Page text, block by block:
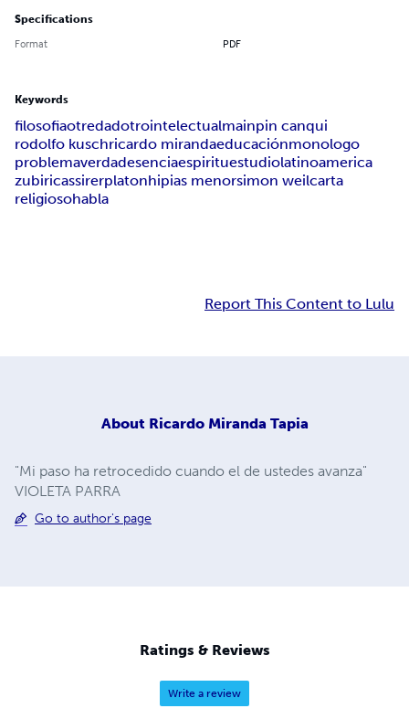
Specifications
Format PDF
Keywords
filosofiaotredadotrointelectualmainpin canqui
rodolfo kuschricardo mirandaeducaciónmonologo
problemaverdadesenciaespirituestudiolatinoamerica
zubiricassirerplatonhipias menorsimon weilcarta
religiosohabla
Report This Content to Lulu
About Ricardo Miranda Tapia
"Mi paso ha retrocedido cuando el de ustedes avanza"
VIOLETA PARRA
Go to author's page
Ratings & Reviews
Write a review